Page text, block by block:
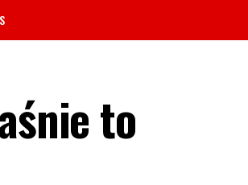
to